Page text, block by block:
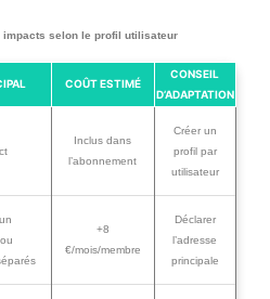
impacts selon le profil utilisateur
COÛT ESTIMÉ
CONSEIL
D’ADAPTATION
Inclus dans
l’abonnement
Créer un
profil par
utilisateur
+8
€/mois/membre
Déclarer
l’adresse
principale